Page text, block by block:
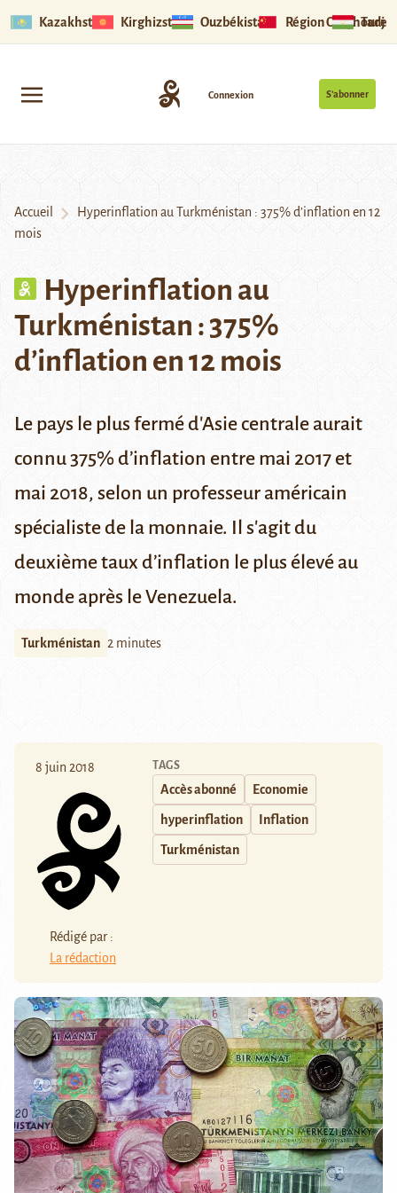
Kazakhstan Kirghizstan Ouzbékistan Région Ouïghoure
S’abonner
Connexion
Accueil
Hyperinflation au Turkménistan : 375% d’inflation en 12
mois
Hyperinflation au
Turkménistan : 375%
d’inflation en 12 mois
Le pays le plus fermé d'Asie centrale aurait
connu 375% d’inflation entre mai 2017 et
mai 2018, selon un professeur américain
spécialiste de la monnaie. Il s'agit du
deuxième taux d’inflation le plus élevé au
monde après le Venezuela.
Turkménistan 2 minutes
8 juin 2018
Rédigé par :
La rédaction
TAGS
Accès abonné Economie
hyperinflation Inflation
Turkménistan